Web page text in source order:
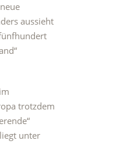
aussieht
trotzdem
unter